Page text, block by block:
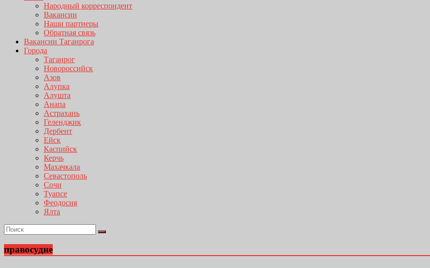
Народный корреспондент
Вакансии
Наши партнеры
Обратная связь
Вакансии Таганрога
Города
Таганрог
Новороссийск
Азов
Алупка
Алушта
Анапа
Астрахань
Геленджик
Дербент
Ейск
Каспийск
Керчь
Махачкала
Севастополь
Сочи
Туапсе
Феодосия
Ялта
правосудие